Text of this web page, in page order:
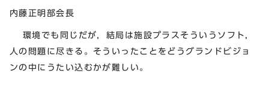
内藤正明部会長
環境でも同じだが，結局は施設プラスそういうソフト，
人の問題に尽きる。そういったことをどうグランドビジョ
ンの中にうたい込むかが難しい。